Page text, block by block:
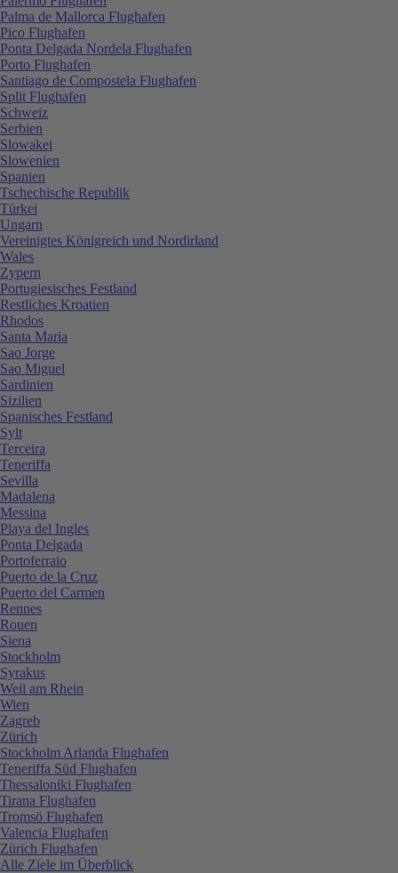
Palma de Mallorca Flughafen
Pico Flughafen
Ponta Delgada Nordela Flughafen
Porto Flughafen
Santiago de Compostela Flughafen
Split Flughafen
Schweiz
Serbien
Slowakei
Slowenien
Spanien
Tschechische Republik
Türkei
Ungarn
Vereinigtes Königreich und Nordirland
Wales
Zypern
Portugiesisches Festland
Restliches Kroatien
Rhodos
Santa Maria
Sao Jorge
Sao Miguel
Sardinien
Sizilien
Spanisches Festland
Sylt
Terceira
Teneriffa
Sevilla
Madalena
Messina
Playa del Ingles
Ponta Delgada
Portoferraio
Puerto de la Cruz
Puerto del Carmen
Rennes
Rouen
Siena
Stockholm
Syrakus
Weil am Rhein
Wien
Zagreb
Zürich
Stockholm Arlanda Flughafen
Teneriffa Süd Flughafen
Thessaloniki Flughafen
Tirana Flughafen
Tromsö Flughafen
Valencia Flughafen
Zürich Flughafen
Alle Ziele im Überblick